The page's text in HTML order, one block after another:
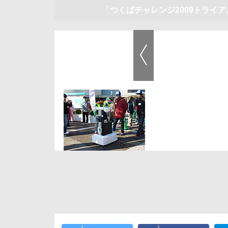
「つくばチャレンジ2009トライ